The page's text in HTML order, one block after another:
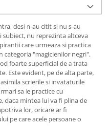
desi n-au citit si nu s-au
nu reprezinta altceva
care urmeaza si practica
categoria "magicienilor negri".
foarte superficial de a trata
Este evident, pe de alta parte,
scrierile si invataturile
sa le practice cu
daca mintea lui va fi plina de
lor, oricare ar fi
pe care acele persoane o